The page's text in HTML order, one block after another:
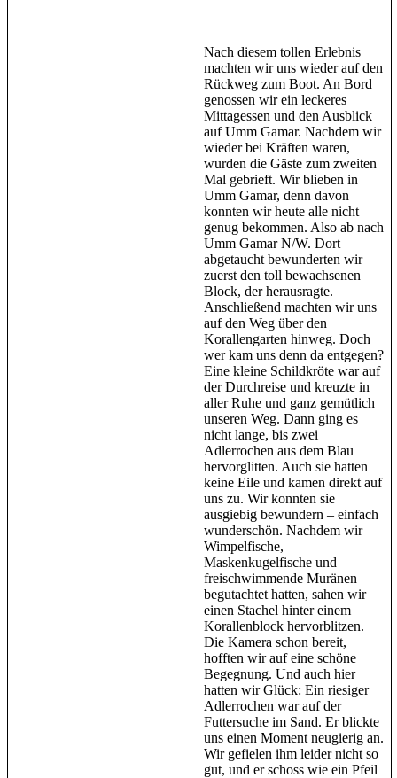
Nach diesem tollen Erlebnis
machten wir uns wieder auf den
Rückweg zum Boot. An Bord
genossen wir ein leckeres
Mittagessen und den Ausblick
auf Umm Gamar. Nachdem wir
wieder bei Kräften waren,
wurden die Gäste zum zweiten
Mal gebrieft. Wir blieben in
Umm Gamar, denn davon
konnten wir heute alle nicht
genug bekommen. Also ab nach
Umm Gamar N/W. Dort
abgetaucht bewunderten wir
zuerst den toll bewachsenen
Block, der herausragte.
Anschließend machten wir uns
auf den Weg über den
Korallengarten hinweg. Doch
wer kam uns denn da entgegen?
Eine kleine Schildkröte war auf
der Durchreise und kreuzte in
aller Ruhe und ganz gemütlich
unseren Weg. Dann ging es
nicht lange, bis zwei
Adlerrochen aus dem Blau
hervorglitten. Auch sie hatten
keine Eile und kamen direkt auf
uns zu. Wir konnten sie
ausgiebig bewundern – einfach
wunderschön. Nachdem wir
Wimpelfische,
Maskenkugelfische und
freischwimmende Muränen
begutachtet hatten, sahen wir
einen Stachel hinter einem
Korallenblock hervorblitzen.
Die Kamera schon bereit,
hofften wir auf eine schöne
Begegnung. Und auch hier
hatten wir Glück: Ein riesiger
Adlerrochen war auf der
Futtersuche im Sand. Er blickte
uns einen Moment neugierig an.
Wir gefielen ihm leider nicht so
gut, und er schoss wie ein Pfeil